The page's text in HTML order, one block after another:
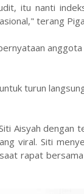
itu nanti
terang
turun
Aisyah dengan
viral. Siti
rapat